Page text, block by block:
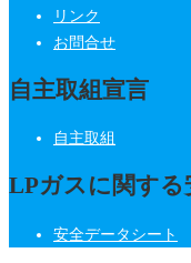
リンク
お問合せ
自主取組宣言
自主取組
LPガスに関する
安全データシート